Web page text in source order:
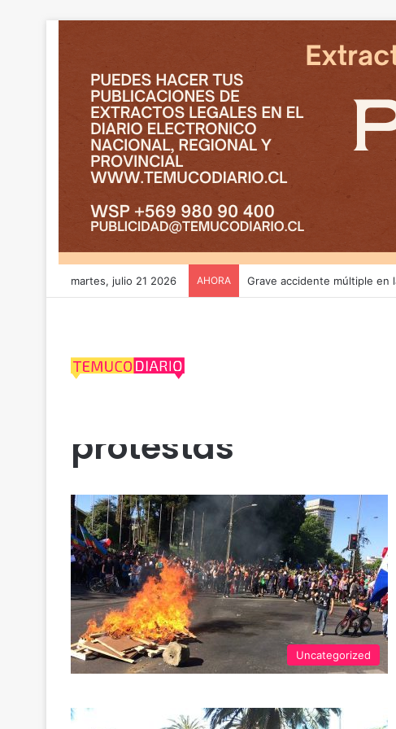
martes, julio 21 2026 AHORA El “Rana” en prisión
protestas
Uncategorized